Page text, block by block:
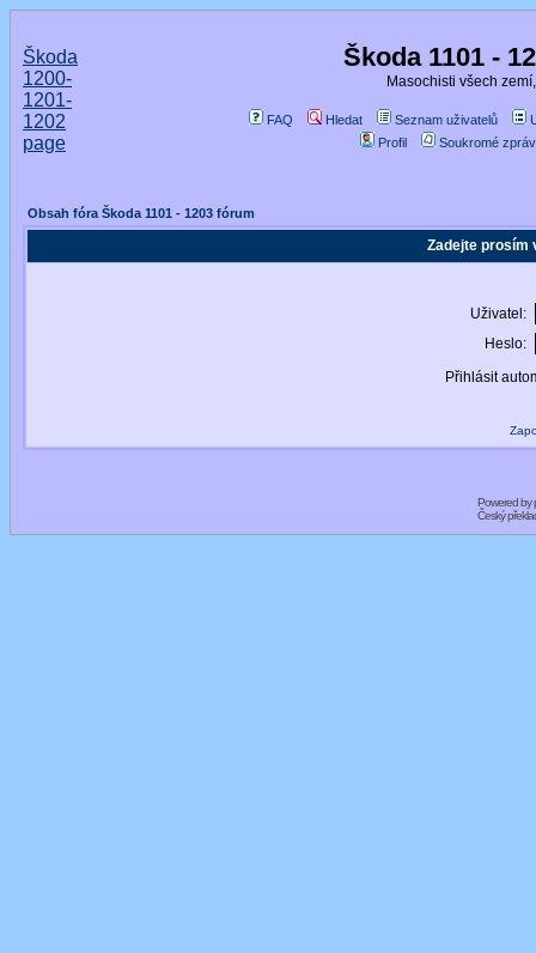
Škoda
1200-
1201-
1202
page
Škoda 1101 -
Masochisti všech
FAQ Hledat Seznam uživatelů
Profil
Soukromé
Obsah fóra Škoda 1101 - 1203 fórum
Zadejte prosím
Uživatel:
Heslo:
Přihlásit
Powered by
Český